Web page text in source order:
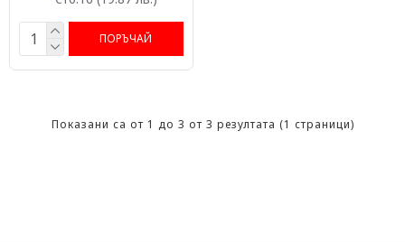
ПОРЪЧАЙ
Показани са от 1 до 3 от 3 резултата (1 страници)